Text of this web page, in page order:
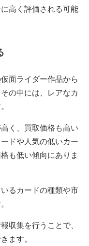
高く評価される可能
面ライダー作品から
の中には、レアなカ
く、買取価格も高い
ドや人気の低いカー
も低い傾向にありま
るカードの種類や市
収集を行うことで、
ます。